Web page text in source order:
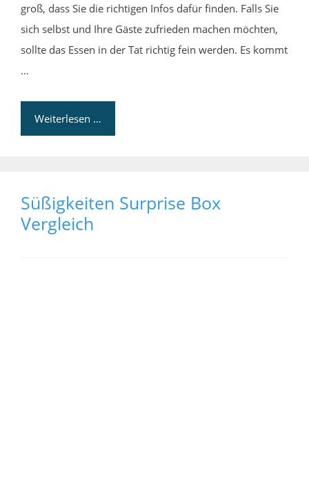
groß, dass Sie die richtigen Infos dafür finden. Falls Sie
sich selbst und Ihre Gäste zufrieden machen möchten,
sollte das Essen in der Tat richtig fein werden. Es kommt
…
Weiterlesen …
Süßigkeiten Surprise Box
Vergleich